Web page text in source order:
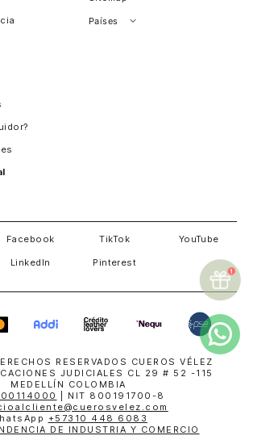
Países
Facebook TikTok YouTube
LinkedIn Pinterest
RESERVADOS CUEROS VÉLEZ
JUDICIALES CL 29 # 52 -115
MEDELLÍN COLOMBIA
| NIT 800191700-8
+57310 448 6083
DE INDUSTRIA Y COMERCIO